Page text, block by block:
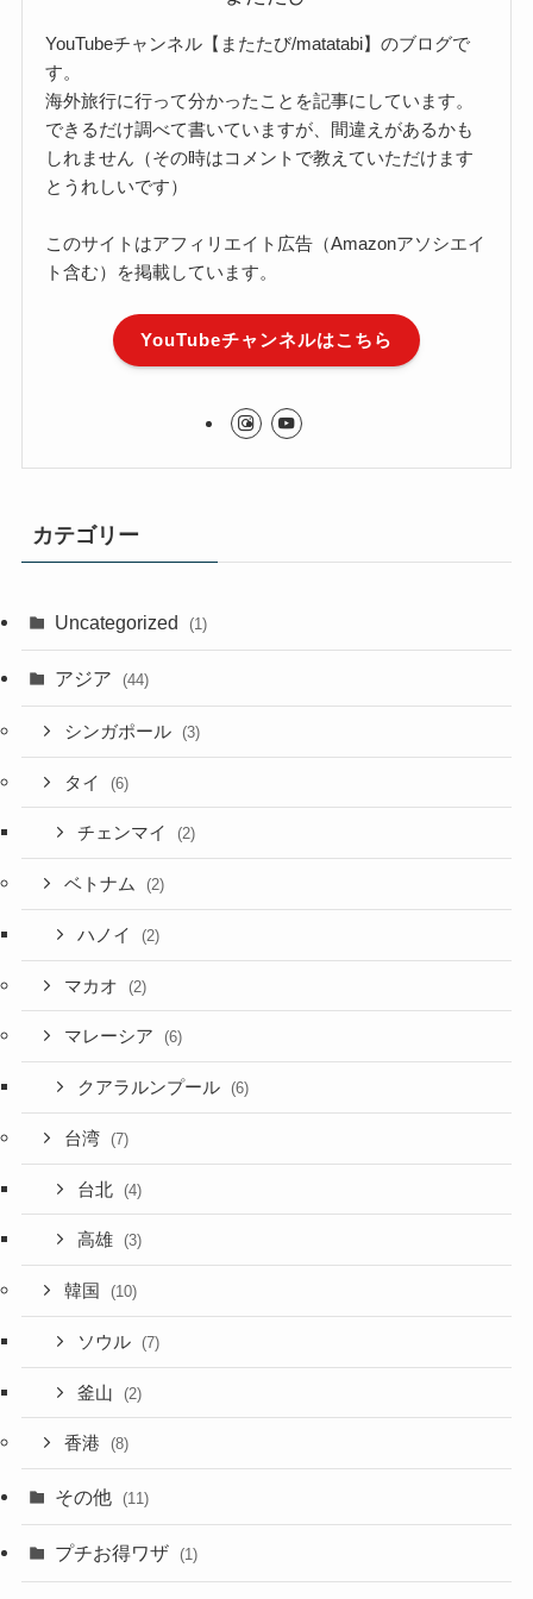
YouTubeチャンネル【またたび/matatabi】のブログで
す。
海外旅行に行って分かったことを記事にしています。
できるだけ調べて書いていますが、間違えがあるかも
しれません（その時はコメントで教えていただけます
とうれしいです）
このサイトはアフィリエイト広告（Amazonアソシエイ
ト含む）を掲載しています。
YouTubeチャンネルはこちら
カテゴリー
Uncategorized (1)
アジア (44)
シンガポール (3)
タイ (6)
チェンマイ (2)
ベトナム (2)
ハノイ (2)
マカオ (2)
マレーシア (6)
クアラルンプール (6)
台湾 (7)
台北 (4)
高雄 (3)
韓国 (10)
ソウル (7)
釜山 (2)
香港 (8)
その他 (11)
プチお得ワザ (1)